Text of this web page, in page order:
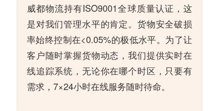
威都物流持有ISO9001全球质量认证，这
是对我们管理水平的肯定。货物安全破损
率始终控制在<0.05%的极低水平。为了让
客户随时掌握货物动态，我们提供实时在
线追踪系统，无论你在哪个时区，只要有
需求，7×24小时在线服务随时待命。